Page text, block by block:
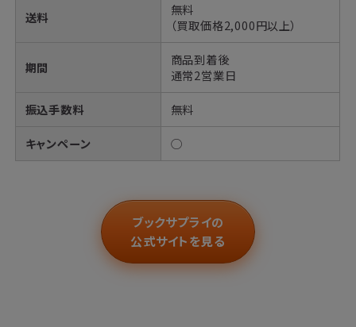
送料
無料
（買取価格2,000円以上）
期間
商品到着後
通常2営業日
振込手数料 無料
キャンペーン ◯
ブックサプライの
公式サイトを見る